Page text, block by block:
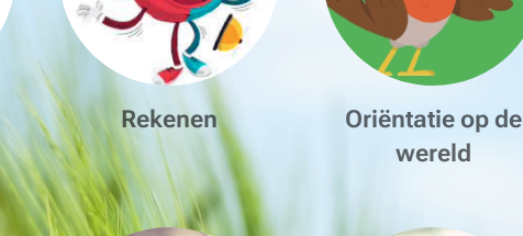
Rekenen
Oriëntatie op de
wereld